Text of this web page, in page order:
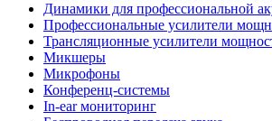
Динамики для профессиональной
Профессиональные усилители
Трансляционные усилители
Микшеры
Микрофоны
Конференц-системы
In-ear мониторинг